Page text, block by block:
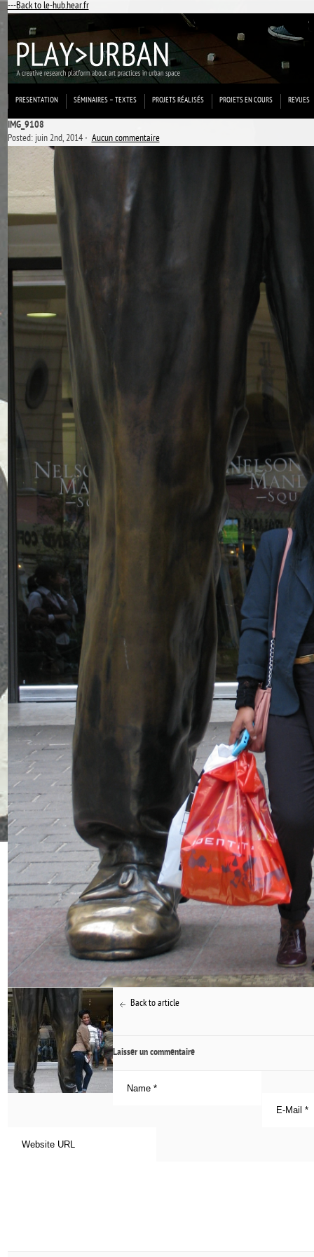
---Back to le-hub.hear.fr
PRESENTATION SÉMINAIRES – TEXTES PROJETS RÉALISÉS PROJETS EN COURS REVUES
IMG_9108
Posted: juin 2nd, 2014 ˑAucun commentaire
Back to article
Laisser un commentaire